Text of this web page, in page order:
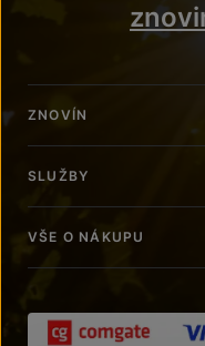
ZNOVÍN
SLUŽBY
VŠE O NÁKUPU